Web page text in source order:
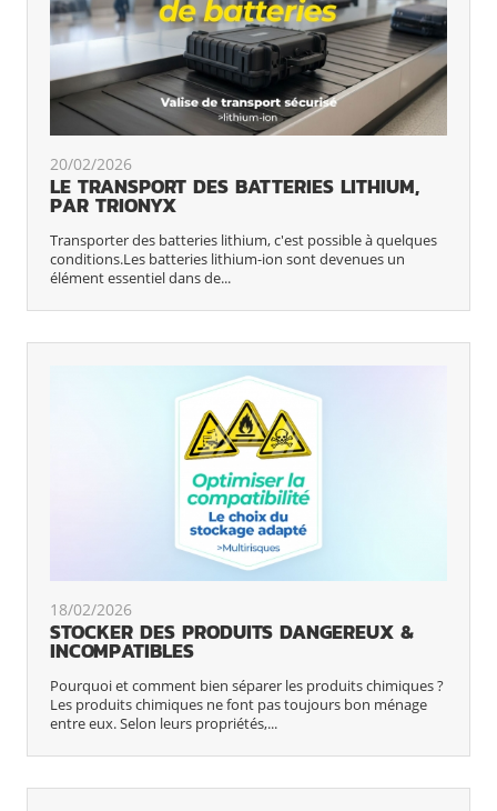
20/02/2026
LE TRANSPORT DES BATTERIES LITHIUM,
PAR TRIONYX
Transporter des batteries lithium, c'est possible à quelques
conditions.Les batteries lithium-ion sont devenues un
élément essentiel dans de...
18/02/2026
STOCKER DES PRODUITS DANGEREUX &
INCOMPATIBLES
Pourquoi et comment bien séparer les produits chimiques ?
Les produits chimiques ne font pas toujours bon ménage
entre eux. Selon leurs propriétés,...